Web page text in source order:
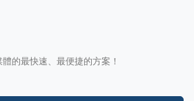
的最快速、最便捷的方案！